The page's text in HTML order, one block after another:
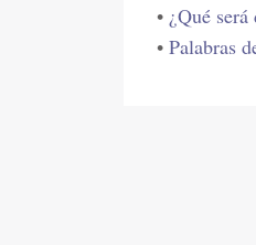
• ¿Qué
• Palabras